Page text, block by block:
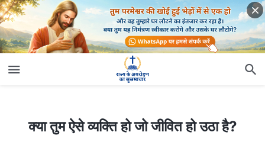
क्या तुम ऐसे व्यक्ति हो जो जीवित हो उठा है?
क्या तुम ऐसे व्यक्ति हो जो जीवित हो उठा है?